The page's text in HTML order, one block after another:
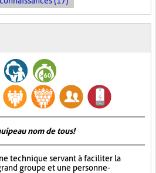
au nom de tous!
technique servant à faciliter la
groupe et une personne-